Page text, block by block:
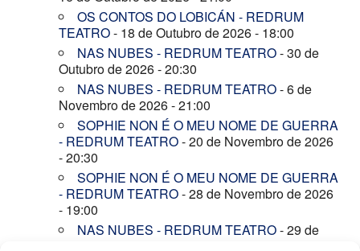
OS CONTOS DO LOBICÁN - REDRUM
TEATRO- 18 de Outubro de 2026 - 18:00
NAS NUBES - REDRUM TEATRO- 30 de
Outubro de 2026 - 20:30
NAS NUBES - REDRUM TEATRO- 6 de
Novembro de 2026 - 21:00
SOPHIE NON É O MEU NOME DE GUERRA
- REDRUM TEATRO- 20 de Novembro de 2026
- 20:30
SOPHIE NON É O MEU NOME DE GUERRA
- REDRUM TEATRO- 28 de Novembro de 2026
- 19:00
NAS NUBES - REDRUM TEATRO- 29 de